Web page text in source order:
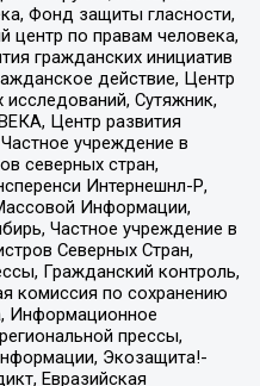
Фонд защиты гласности,
центр по правам человека,
гражданских инициатив
действие, Центр
Сутяжник,
Центр развития
учреждение в
северных стран,
Интернешнл-Р,
Информации,
Частное учреждение в
Северных Стран,
Гражданский контроль,
комиссия по сохранению
Информационное
прессы,
Экозащита!-
Евразийская